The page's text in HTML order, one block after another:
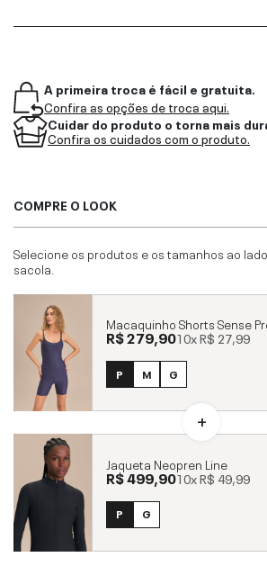
A primeira troca é fácil e gratuita.
Confira as opções de troca aqui.
Cuidar do produto o torna mais
Confira os cuidados com o produto.
COMPRE O LOOK
Selecione os produtos e os tamanhos ao
sacola.
Macaquinho Shorts Sense
R$ 279,9010xR$ 27,99
P M G
Jaqueta Neopren Line
R$ 499,9010xR$ 49,99
P G